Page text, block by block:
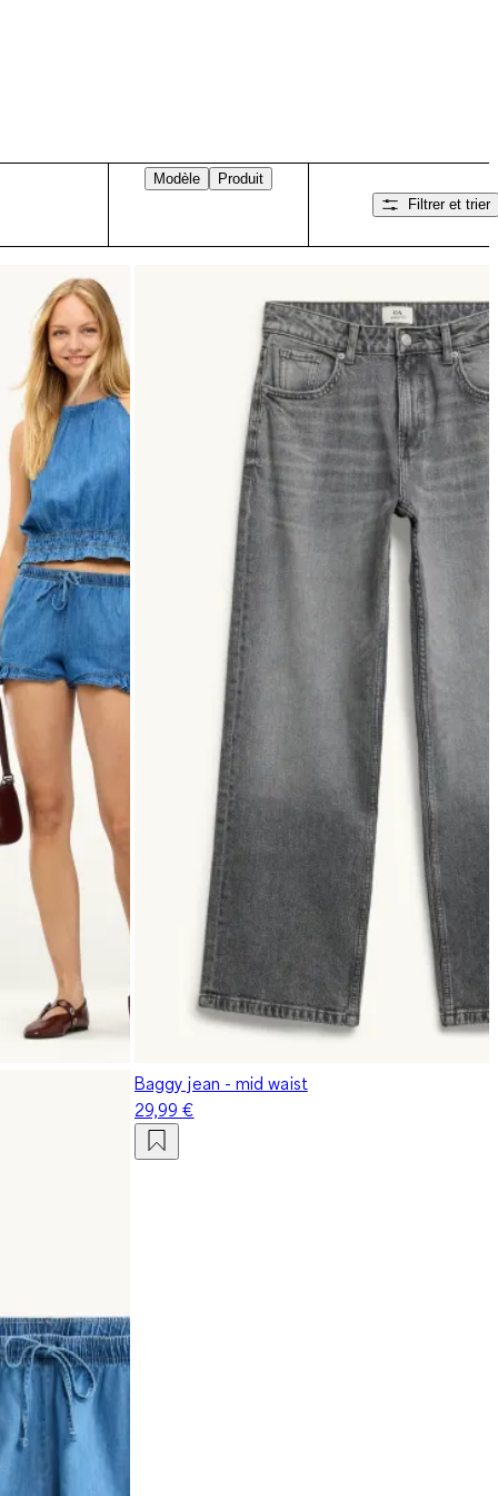
Modèle
Produit
Filtrer et trier
Baggy jean - mid waist
29,99 €